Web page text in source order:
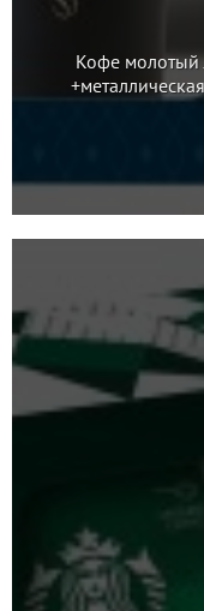
Кофе молотый